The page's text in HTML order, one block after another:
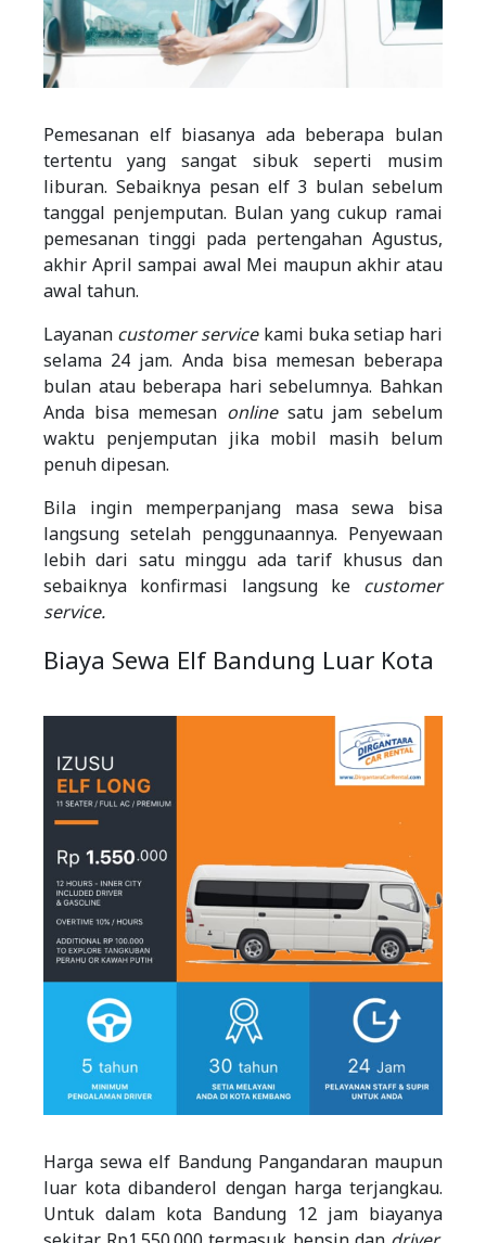
Pemesanan elf biasanya ada beberapa bulan
tertentu yang sangat sibuk seperti musim
liburan. Sebaiknya pesan elf 3 bulan sebelum
tanggal penjemputan. Bulan yang cukup ramai
pemesanan tinggi pada pertengahan Agustus,
akhir April sampai awal Mei maupun akhir atau
awal tahun.
Layanan customer service kami buka setiap hari
selama 24 jam. Anda bisa memesan beberapa
bulan atau beberapa hari sebelumnya. Bahkan
Anda bisa memesan online satu jam sebelum
waktu penjemputan jika mobil masih belum
penuh dipesan.
Bila ingin memperpanjang masa sewa bisa
langsung setelah penggunaannya. Penyewaan
lebih dari satu minggu ada tarif khusus dan
sebaiknya konfirmasi langsung ke customer
service.
Biaya Sewa Elf Bandung Luar Kota
Harga sewa elf Bandung Pangandaran maupun
luar kota dibanderol dengan harga terjangkau.
Untuk dalam kota Bandung 12 jam biayanya